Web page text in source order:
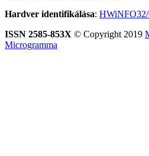
Hardver identifikálása:
ISSN 2585-853X © Copyright 2019
Microgramma